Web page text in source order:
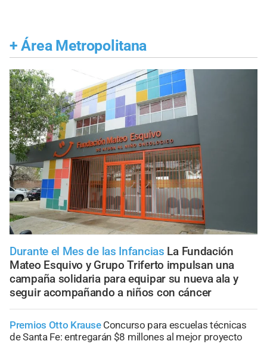
+ Área Metropolitana
Durante el Mes de las Infancias La Fundación
Mateo Esquivo y Grupo Triferto impulsan una
campaña solidaria para equipar su nueva ala y
seguir acompañando a niños con cáncer
Premios Otto Krause Concurso para escuelas técnicas
de Santa Fe: entregarán $8 millones al mejor proyecto